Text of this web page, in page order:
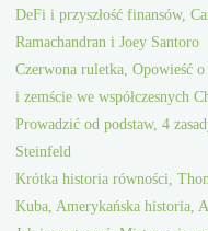
DeFi i przyszłość finansów,
Ramachandran i Joey Santoro
Czerwona ruletka, Opowieść
i zemście we współczesnych
Prowadzić od podstaw, 4
Steinfeld
Krótka historia równości,
Kuba, Amerykańska historia,